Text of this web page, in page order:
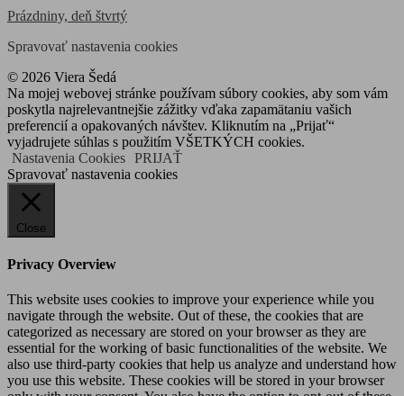
Prázdniny, deň štvrtý
Spravovať nastavenia cookies
© 2026 Viera Šedá
Na mojej webovej stránke používam súbory cookies, aby som vám
poskytla najrelevantnejšie zážitky vďaka zapamätaniu vašich
preferencií a opakovaných návštev. Kliknutím na „Prijať“
vyjadrujete súhlas s použitím VŠETKÝCH cookies.
Nastavenia Cookies PRIJAŤ
Spravovať nastavenia cookies
Close
Privacy Overview
This website uses cookies to improve your experience while you
navigate through the website. Out of these, the cookies that are
categorized as necessary are stored on your browser as they are
essential for the working of basic functionalities of the website. We
also use third-party cookies that help us analyze and understand how
you use this website. These cookies will be stored in your browser